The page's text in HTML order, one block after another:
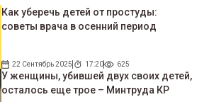
Как уберечь детей от простуды:
советы врача в осенний период
22 Сентябрь 2025 17:20 625
У женщины, убившей двух своих детей,
осталось еще трое – Минтруда КР